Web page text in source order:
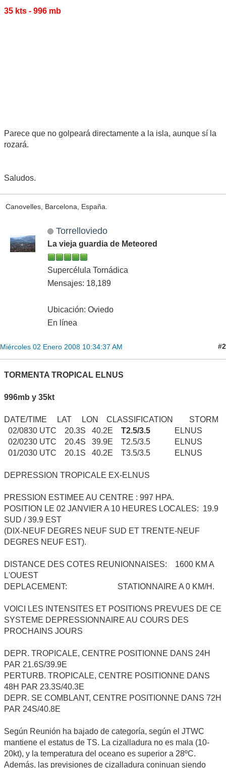
35 kts - 996 mb
Parece que no golpeará directamente a la isla, aunque sí la
rozará.
Saludos.
Canovelles, Barcelona, España.
Torrelloviedo
La vieja guardia de Meteored
Supercélula Tornádica
Mensajes: 18,189
Ubicación: Oviedo
En línea
Miércoles 02 Enero 2008 10:34:37 AM #2
TORMENTA TROPICAL ELNUS
996mb y 35kt
DATE/TIME LAT LON CLASSIFICATION STORM
02/0830 UTC 20.3S 40.2E T2.5/3.5 ELNUS
02/0230 UTC 20.4S 39.9E T2.5/3.5 ELNUS
01/2030 UTC 20.1S 40.2E T3.5/3.5 ELNUS
DEPRESSION TROPICALE EX-ELNUS
PRESSION ESTIMEE AU CENTRE : 997 HPA.
POSITION LE 02 JANVIER A 10 HEURES LOCALES: 19.9
SUD / 39.9 EST
(DIX-NEUF DEGRES NEUF SUD ET TRENTE-NEUF
DEGRES NEUF EST).
DISTANCE DES COTES REUNIONNAISES: 1600 KM A
L'OUEST
DEPLACEMENT: STATIONNAIRE A 0 KM/H.
VOICI LES INTENSITES ET POSITIONS PREVUES DE CE
SYSTEME DEPRESSIONNAIRE AU COURS DES
PROCHAINS JOURS
DEPR. TROPICALE, CENTRE POSITIONNE DANS 24H
PAR 21.6S/39.9E
PERTURB. TROPICALE, CENTRE POSITIONNE DANS
48H PAR 23.3S/40.3E
DEPR. SE COMBLANT, CENTRE POSITIONNE DANS 72H
PAR 24S/40.8E
Según Reunión ha bajado de categoría, según el JTWC
mantiene el estatus de TS. La cizalladura no es mala (10-
20kt), y la temperatura del oceano es superior a 28ºC.
Además, las previsiones de cizalladura coninuan siendo